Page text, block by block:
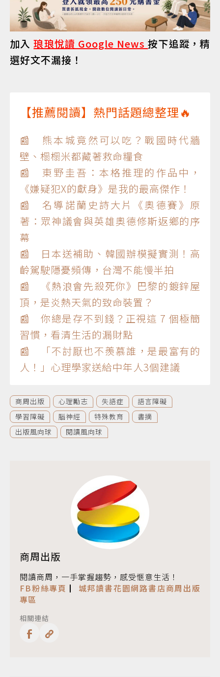
加入琅琅悅讀 Google News按下追蹤，精
選好文不漏接！
【推薦閱讀】熱門話題總整理🔥
📰 熊本城竟然可以吃？戰國時代牆
壁、榻榻米都藏著救命糧食
📰 東野圭吾：本格推理的作品中，
《嫌疑犯X的獻身》是我的最高傑作！
📰 名導諾蘭史詩大片《奧德賽》原
著：眾神議會與英雄奧德修斯返鄉的序
幕
📰 日本送補助、韓國辦模擬實測！高
齡駕駛隱憂頻傳，台灣不能慢半拍
📰 《熱浪會先殺死你》巴黎的鍍鋅屋
頂，是炎熱天氣的致命裝置？
📰 你總是存不到錢？正視這 7 個極簡
習慣，看清生活的漏財點
📰 「不討厭也不羨慕誰，是最富有的
人！」心理學家送給中年人3個建議
商周出版 心理勵志 失語症
語言障礙
學習障礙
腦神經 特殊教育
書摘
出版風向球
閱讀風向球
商周出版
閱讀商周，一手掌握趨勢，感受愜意生活！
FB粉絲專頁 ▏ 城邦讀書花園網路書店商周出版
專區
相關連結